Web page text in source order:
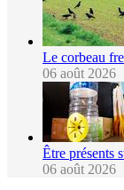
Le corbeau
06 août 2026
Être présents
06 août 2026